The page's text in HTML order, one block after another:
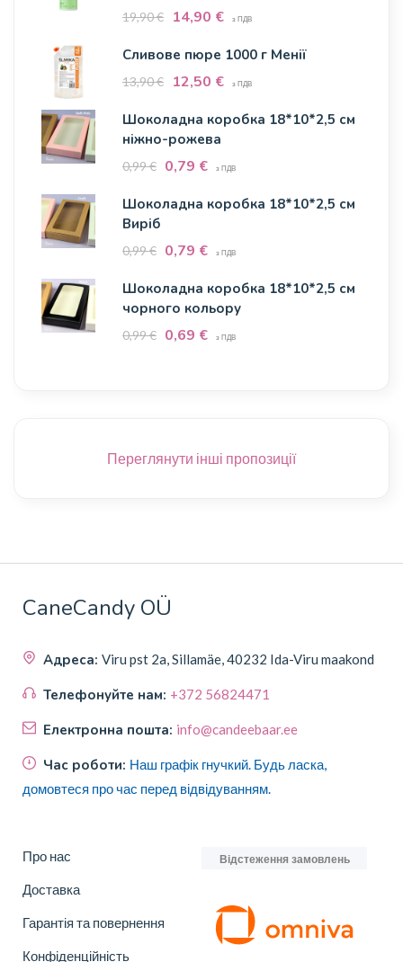
19,90€ 14,90 € з ПДВ
Сливове пюре 1000 г Менії
13,90€ 12,50 € з ПДВ
Шоколадна коробка 18*10*2,5 см
ніжно-рожева
0,99€ 0,79 € з ПДВ
Шоколадна коробка 18*10*2,5 см
Виріб
0,99€ 0,79 € з ПДВ
Шоколадна коробка 18*10*2,5 см
чорного кольору
0,99€ 0,69 € з ПДВ
Переглянути інші пропозиції
CaneCandy OÜ
Адреса: Viru pst 2a, Sillamäe, 40232 Ida-Viru maakond
Телефонуйте нам: +372 56824471
Електронна пошта: info@candeebaar.ee
Час роботи: Наш графік гнучкий. Будь ласка,
домовтеся про час перед відвідуванням.
Про нас
Доставка
Гарантія та повернення
Конфіденційність
Відстеження замовлень